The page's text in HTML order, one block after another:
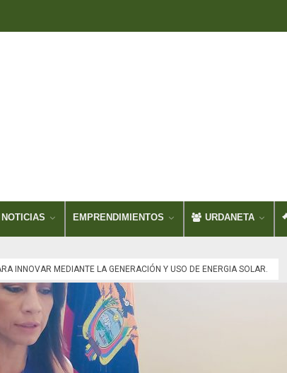
NOTICIAS EMPRENDIMIENTOS URDANETA
INNOVAR MEDIANTE LA GENERACIÓN Y USO DE ENERGIA SOLAR.